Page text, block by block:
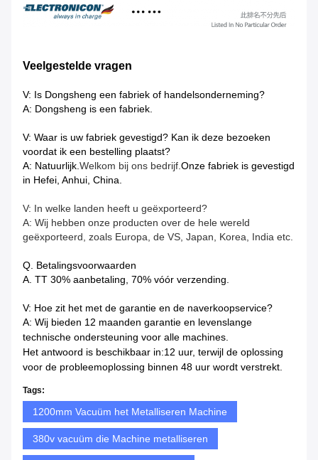
Veelgestelde vragen
V: Is Dongsheng een fabriek of handelsonderneming?
A: Dongsheng is een fabriek.
V: Waar is uw fabriek gevestigd? Kan ik deze bezoeken
voordat ik een bestelling plaatst?
A: Natuurlijk. Welkom bij ons bedrijf. Onze fabriek is gevestigd
in Hefei, Anhui, China.
V: In welke landen heeft u geëxporteerd?
A: Wij hebben onze producten over de hele wereld
geëxporteerd, zoals Europa, de VS, Japan, Korea, India etc.
Q. Betalingsvoorwaarden
A. TT 30% aanbetaling, 70% vóór verzending.
V: Hoe zit het met de garantie en de naverkoopservice?
A: Wij bieden 12 maanden garantie en levenslange
technische ondersteuning voor alle machines.
Het antwoord is beschikbaar in:12 uur, terwijl de oplossing
voor de probleemoplossing binnen 48 uur wordt verstrekt.
Tags:
1200mm Vacuüm het Metalliseren Machine
380v vacuüm die Machine metalliseren